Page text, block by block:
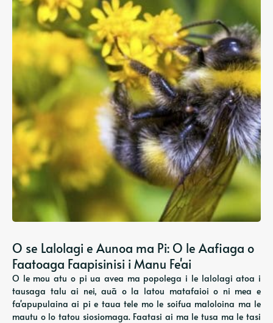
O se Lalolagi e Aunoa ma Pi: O le Aafiaga o
Faatoaga Faapisinisi i Manu Fe'ai
O le mou atu o pi ua avea ma popolega i le lalolagi atoa i
tausaga talu ai nei, auā o la latou matafaioi o ni mea e
fa'apupulaina ai pi e taua tele mo le soifua maloloina ma le
mautu o lo tatou siosiomaga. Faatasi ai ma le tusa ma le tasi